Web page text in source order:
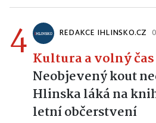
4 REDAKCE IHLINSKO.CZ
Kultura a volný čas
Neobjevený kout
Hlinska láká na
letní občerstvení